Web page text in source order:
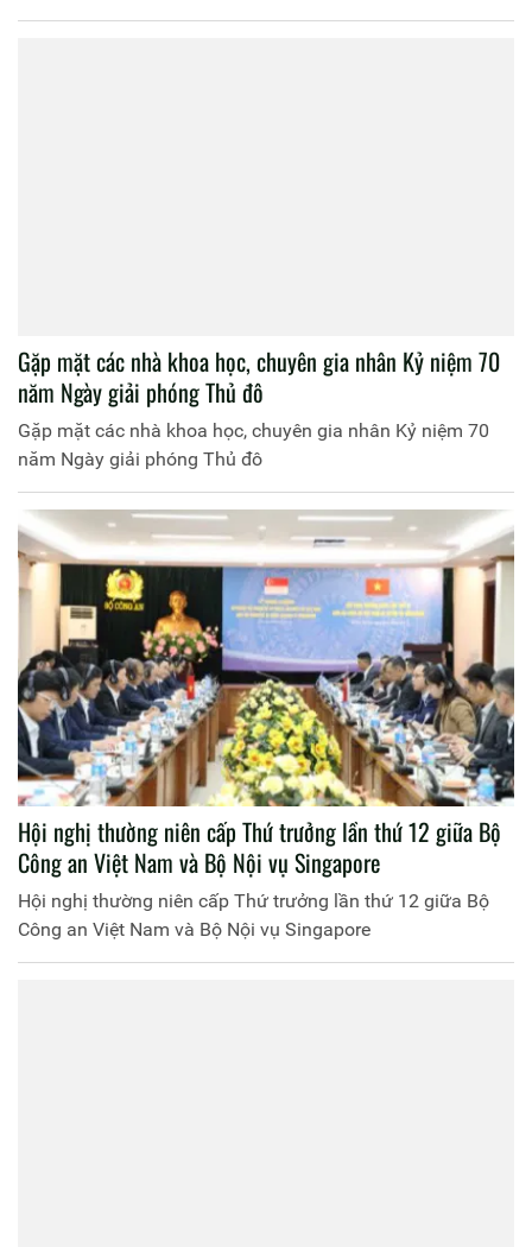
trị, Bộ trưởng Bộ Công an, Trưởng Ban chỉ đạo Chuyển đổi
Gặp mặt các nhà khoa học, chuyên gia nhân Kỷ niệm 70
năm Ngày giải phóng Thủ đô
Gặp mặt các nhà khoa học, chuyên gia nhân Kỷ niệm 70
năm Ngày giải phóng Thủ đô
Hội nghị thường niên cấp Thứ trưởng lần thứ 12 giữa Bộ
Công an Việt Nam và Bộ Nội vụ Singapore
Hội nghị thường niên cấp Thứ trưởng lần thứ 12 giữa Bộ
Công an Việt Nam và Bộ Nội vụ Singapore